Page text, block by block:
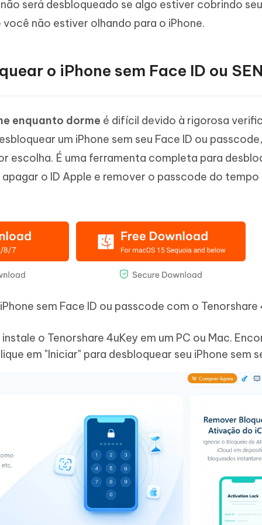
será desbloqueado se algo estiver cobrindo
não estiver olhando para o iPhone.
o iPhone sem Face ID ou
enquanto dorme é difícil devido à rigorosa
um iPhone sem seu Face ID ou
escolha. É uma ferramenta completa para
o ID Apple e remover o passcode do
sem Face ID ou passcode com o Tenorshare
o Tenorshare 4uKey em um PC ou Mac.
em "Iniciar" para desbloquear seu iPhone sem